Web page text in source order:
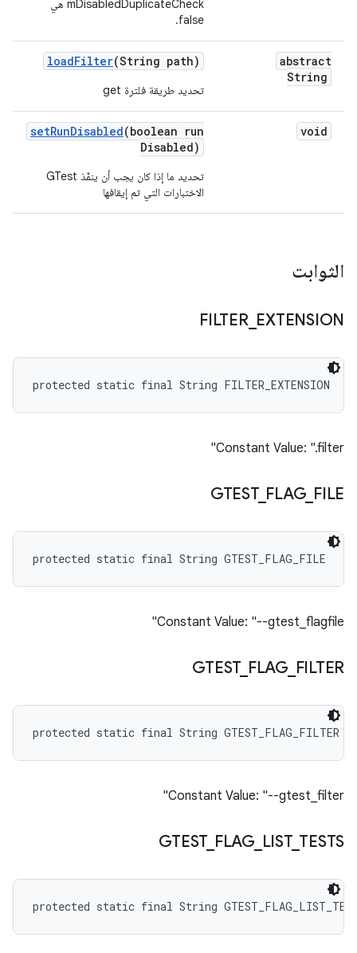
mDisabledDuplicateCheck هي
false.
abstract
String
loadFilter(String path)
تحديد طريقة فلترة get
void
setRunDisabled(boolean run
Disabled)
تحديد ما إذا كان يجب أن ينفّذ GTest
الاختبارات التي تم إيقافها
الثوابت
FILTER_ EXTENSION
protected static final String FILTER_EXTENSION
Constant Value: ".filter"
GTEST_ FLAG_ FILE
protected static final String GTEST_FLAG_FILE
Constant Value: "--gtest_flagfile"
GTEST_ FLAG_ FILTER
protected static final String GTEST_FLAG_FILTER
Constant Value: "--gtest_filter"
GTEST_ FLAG_ LIST_ TESTS
protected static final String